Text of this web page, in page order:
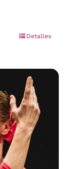
Detalles